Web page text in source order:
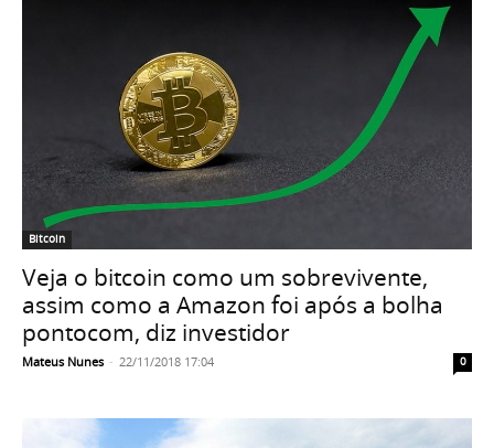
Bitcoin
Veja o bitcoin como um sobrevivente,
assim como a Amazon foi após a bolha
pontocom, diz investidor
Mateus Nunes - 22/11/2018 17:04 0